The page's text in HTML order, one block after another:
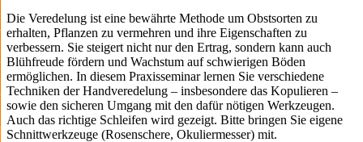
Die Veredelung ist eine bewährte Methode um Obstsorten zu
erhalten, Pflanzen zu vermehren und ihre Eigenschaften zu
verbessern. Sie steigert nicht nur den Ertrag, sondern kann auch
Blühfreude fördern und Wachstum auf schwierigen Böden
ermöglichen. In diesem Praxisseminar lernen Sie verschiedene
Techniken der Handveredelung – insbesondere das Kopulieren –
sowie den sicheren Umgang mit den dafür nötigen Werkzeugen.
Auch das richtige Schleifen wird gezeigt. Bitte bringen Sie eigene
Schnittwerkzeuge (Rosenschere, Okuliermesser) mit.